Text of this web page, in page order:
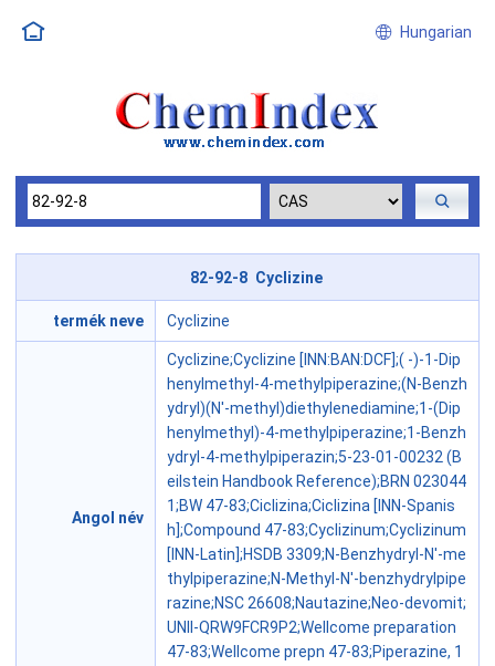
Hungarian
82-92-8 Cyclizine
termék neve Cyclizine
Angol név
Cyclizine;Cyclizine [INN:BAN:DCF];( -)-1-Dip
henylmethyl-4-methylpiperazine;(N-Benzh
ydryl)(N'-methyl)diethylenediamine;1-(Dip
henylmethyl)-4-methylpiperazine;1-Benzh
ydryl-4-methylpiperazin;5-23-01-00232 (B
eilstein Handbook Reference);BRN 023044
1;BW 47-83;Ciclizina;Ciclizina [INN-Spanis
h];Compound 47-83;Cyclizinum;Cyclizinum
[INN-Latin];HSDB 3309;N-Benzhydryl-N'-me
thylpiperazine;N-Methyl-N'-benzhydrylpipe
razine;NSC 26608;Nautazine;Neo-devomit;
UNII-QRW9FCR9P2;Wellcome preparation
47-83;Wellcome prepn 47-83;Piperazine, 1